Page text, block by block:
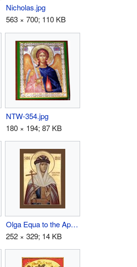
Nicholas.jpg
563 × 700; 110 KB
NTW-354.jpg
180 × 194; 87 KB
Olga Equa to the Apostles.jpg
252 × 329; 14 KB